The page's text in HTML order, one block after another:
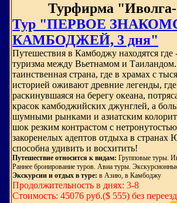
Турфирма
Тур "ПЕРВОЕ
КАМБОДЖЕЙ, 3 дня"
Путешествия в Камбоджу находятся где
туризма между Вьетнамом и
таинственная страна, где в храмах с
историей оживают древние легенды,
раскинувшаяся на берегу океана,
красок камбоджийских джунглей, а
шумными рынками и азиатским
шок резким контрастом с
закоренелых адептов отдыха в
способна удивить и восхитить!
Путешествие относится к видам: Групповые туры.
Раннее бронирование туров. Авиа туры.
Экскурсии и отдых в туре: в Азию, в Камбоджу
Продолжительность в днях: 3-8
Стоимость: 45076 руб.($ 555) без